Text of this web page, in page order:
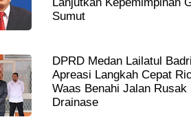
Sumut
DPRD Medan Lailatul Badri
Apreasi Langkah Cepat
Waas Benahi Jalan Rusak
Drainase